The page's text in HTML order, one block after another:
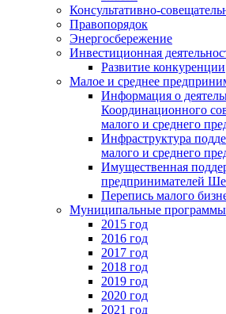
Консультативно-
Правопорядок
Энергосбережение
Инвестиционная
Развитие конкуренции
Малое и среднее
Информация о
Координационного
малого и среднего
Инфраструктура
малого и среднего
Имущественная
предпринимателей
Перепись малого
Муниципальные программы
2015 год
2016 год
2017 год
2018 год
2019 год
2020 год
2021 год